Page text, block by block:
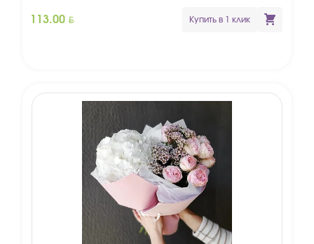
113.00 BYN Купить в 1 клик